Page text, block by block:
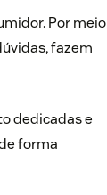
Por meio
fazem
dedicadas e
forma